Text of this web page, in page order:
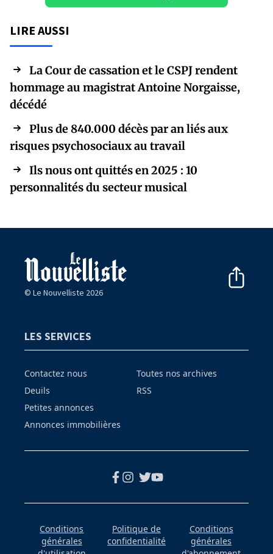
LIRE AUSSI
La Cour de cassation et le CSPJ rendent
hommage au magistrat Antoine Norgaisse,
décédé
Plus de 840.000 décès par an liés aux
risques psychosociaux au travail
Ils nous ont quittés en 2025 : 10
personnalités du secteur musical
© Le Nouvelliste 2026
LES SERVICES
Contactez nous
Deuils
Petites annonces
Annonces immobilières
Toutes nos archives
RSS
Conditions
générales
Politique de
confidentialité
Conditions
générales